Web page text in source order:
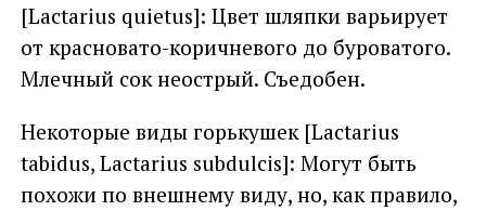
[Lactarius quietus]: Цвет шляпки варьирует
от красновато-коричневого до буроватого.
Млечный сок неострый. Съедобен.
Некоторые виды горькушек [Lactarius
tabidus, Lactarius subdulcis]: Могут быть
похожи по внешнему виду, но, как правило,